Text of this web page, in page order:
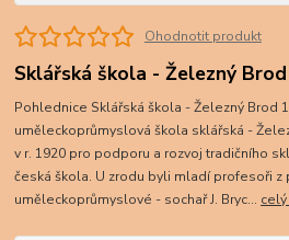
Ohodnotit produkt
Sklářská škola - Železný Brod
Pohlednice Sklářská škola - Železný Brod
uměleckoprůmyslová škola sklářská -
v r. 1920 pro podporu a rozvoj tradičního
česká škola. U zrodu byli mladí profesoři z
uměleckoprůmyslové - sochař J. Bryc...